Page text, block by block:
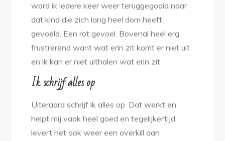
word ik iedere keer weer teruggegooid naar
dat kind die zich lang heel dom heeft
gevoeld. Een rot gevoel. Bovenal heel erg
frustrerend want wat erin zit komt er niet uit
en ik kan er niet uithalen wat erin zit.
Ik schrijf alles op
Uiteraard schrijf ik alles op. Dat werkt en
helpt mij vaak heel goed en tegelijkertijd
levert het ook weer een overkill aan